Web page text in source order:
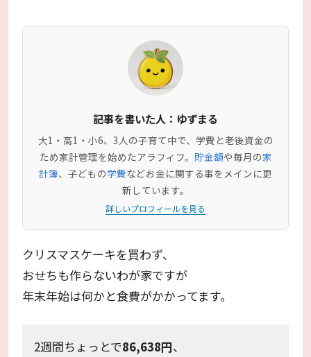
記事を書いた人：ゆずまる
大1・高1・小6、3人の子育て中で、学費と老後資金の
ため家計管理を始めたアラフィフ。 貯金額や毎月の家
計簿、子どもの学費などお金に関する事をメインに更
新しています。
詳しいプロフィールを見る
クリスマスケーキを買わず、
おせちも作らないわが家ですが
年末年始は何かと食費がかかってます。
2週間ちょっとで86,638円、